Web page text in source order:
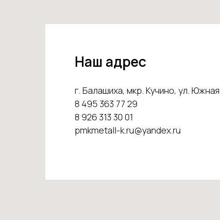
Наш адрес
г. Балашиха, мкр. Кучино, ул. Южная
8 495 363 77 29
8 926 313 30 01
pmkmetall-k.ru@yandex.ru